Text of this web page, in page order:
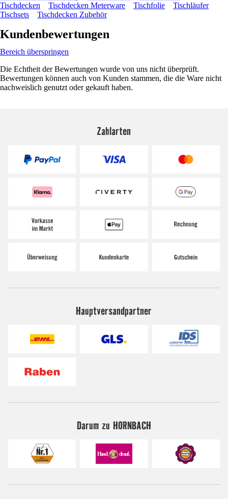
Tischdecken
Tischdecken Meterware Tischfolie
Tischläufer
Tischsets
Tischdecken Zubehör
Kundenbewertungen
Bereich überspringen
Die Echtheit der Bewertungen wurde von uns nicht überprüft.
Bewertungen können auch von Kunden stammen, die die Ware nicht
nachweislich genutzt oder gekauft haben.
Zahlarten
Hauptversandpartner
Darum zu HORNBACH